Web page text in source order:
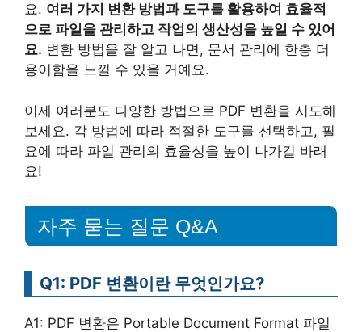
요. 여러 가지 변환 방법과 도구를 활용하여 효율적
으로 파일을 관리하고 작업의 생산성을 높일 수 있어
요. 변환 방법을 잘 알고 나면, 문서 관리에 한층 더
용이함을 느낄 수 있을 거예요.
이제 여러분도 다양한 방법으로 PDF 변환을 시도해
보세요. 각 방법에 따라 적절한 도구를 선택하고, 필
요에 따라 파일 관리의 효율성을 높여 나가길 바래
요!
자주 묻는 질문 Q&A
Q1: PDF 변환이란 무엇인가요?
A1: PDF 변환은 Portable Document Format 파일